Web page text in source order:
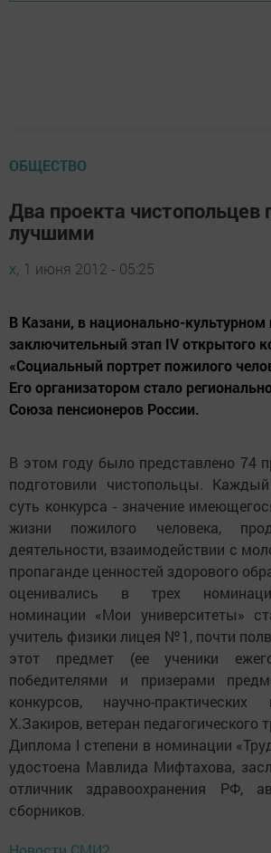
ОБЩЕСТВО
Два проекта чистопольцев
лучшими
х, 1 июня 2012 - 05:25
В Казани, в национально-культурном
заключительный этап IV открытого
«Социальный портрет пожилого
Его организатором стало
Союза пенсионеров России.
В этом году было представлено 74
подготовили чистопольцы.
суть конкурса - значение
жизни пожилого человека,
деятельности, взаимодействии с
пропаганде ценностей здорового
оценивались в трех
номинации «Мои университеты»
учитель физики лицея №1, почти
этот предмет (ее ученики
победителями и призерами
конкурсов, научно-
Х.Закиров, ветеран педагогического
Диплома I степени в номинации
удостоена Мавлида Мифтахова,
отличник здравоохранения РФ,
сборников.